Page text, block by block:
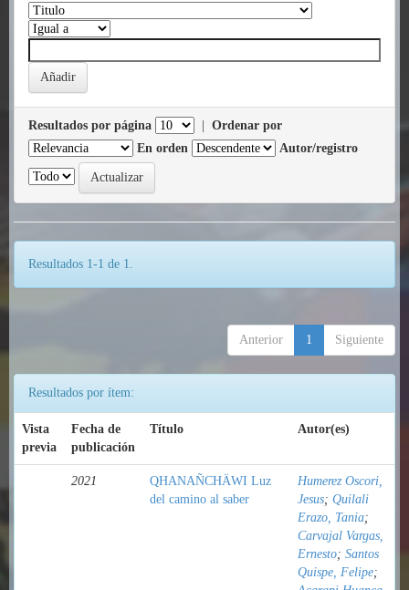
Resultados por página
Ordenar por
En orden
Autor/registro
Resultados 1-1 de 1.
Anterior 1 Siguiente
Resultados por ítem:
Vista
previa
Fecha de
publicación
Título Autor(es)
2021
QHANAÑCHÄWI Luz
del camino al saber
Humerez Oscori,
Jesus; Quilali
Erazo, Tania;
Carvajal Vargas,
Ernesto; Santos
Quispe, Felipe;